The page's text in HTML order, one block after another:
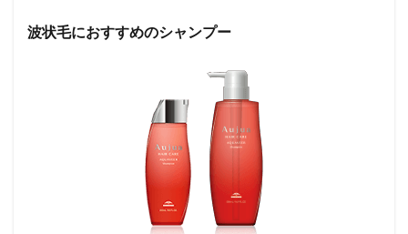
波状毛におすすめのシャンプー